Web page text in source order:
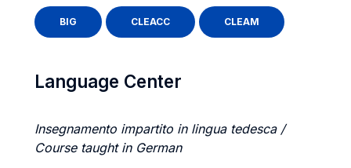
BIG CLEACC CLEAM
Language Center
Insegnamento impartito in lingua tedesca /
Course taught in German